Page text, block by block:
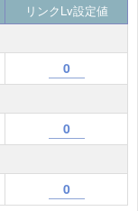
リンクLv設定値
0
0
0